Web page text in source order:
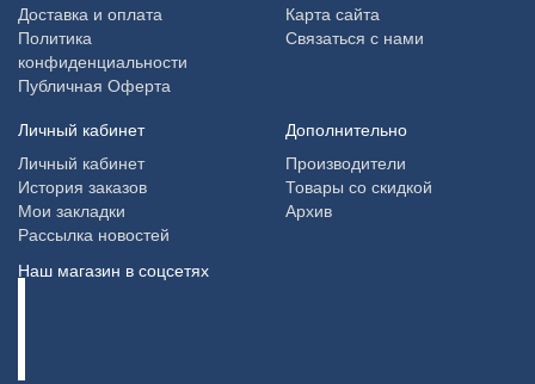
Доставка и оплата
Политика
конфиденциальности
Публичная Оферта
Карта сайта
Связаться с нами
Личный кабинет
Личный кабинет
История заказов
Мои закладки
Рассылка новостей
Дополнительно
Производители
Товары со скидкой
Архив
Наш магазин в соцсетях